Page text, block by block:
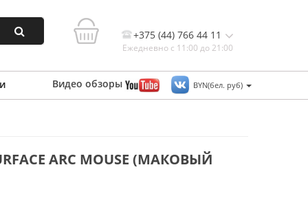
+375 (44) 766 44 11
Ежедневно с 11:00 до 21:00
Видео обзоры BYN(бел. руб)
ARC MOUSE (МАКОВЫЙ